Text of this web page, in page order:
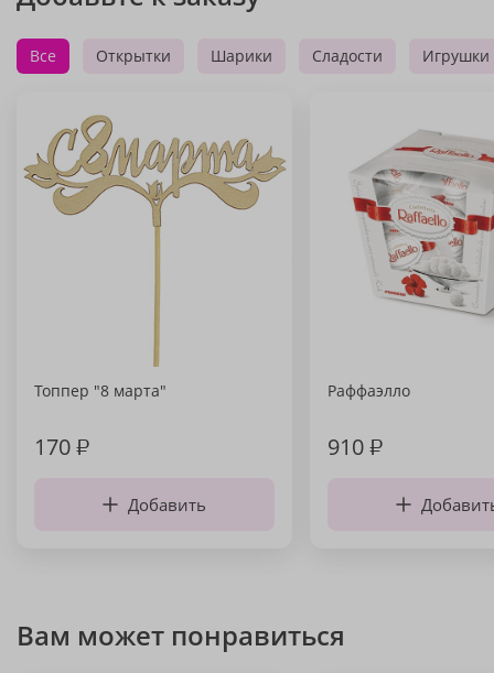
Все Открытки Шарики Сладости Игрушки
Топпер "8 марта"
170₽
Добавить
Раффаэлло
910₽
Вам может понравиться